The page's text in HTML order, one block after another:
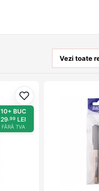
Vezi toate
Adaugă la favorite
10+ BUC
29,99 LEI
FĂRĂ TVA